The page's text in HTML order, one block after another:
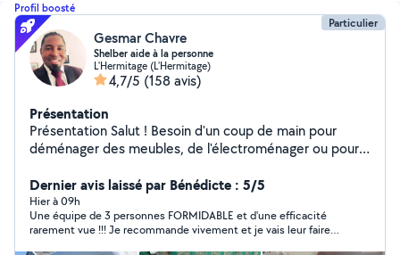
Profil boosté
Particulier
Gesmar Chavre
Shelber aide à la personne
L'Hermitage (L'Hermitage)
4,7/5 (158 avis)
Présentation
Présentation Salut ! Besoin d'un coup de main pour
déménager des meubles, de l'électroménager ou pour
vider votre garage ainsi que vider grenier tout sorte de
manutention faire votre courses N'hésitez pas à me
contacter pour plus d'infos. À bientôt !
Dernier avis laissé par Bénédicte : 5/5
Hier à 09h
Une équipe de 3 personnes FORMIDABLE et d'une efficacité
rarement vue !!! Je recommande vivement et je vais leur faire